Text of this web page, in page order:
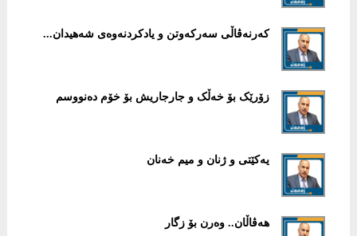
کەرنەڤاڵی سەرکەوتن و یادکردنەوەی شەهیدان...
زۆرێک بۆ خەڵک و جارجاریش بۆ خۆم دەنووسم
یەکێتی و ژنان و میم خەنان
هەڤاڵان.. وەرن بۆ زگار